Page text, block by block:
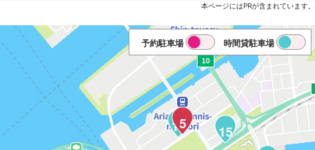
本ページにはPRが含まれています。
17
15
5
予約駐車場 時間貸駐車場